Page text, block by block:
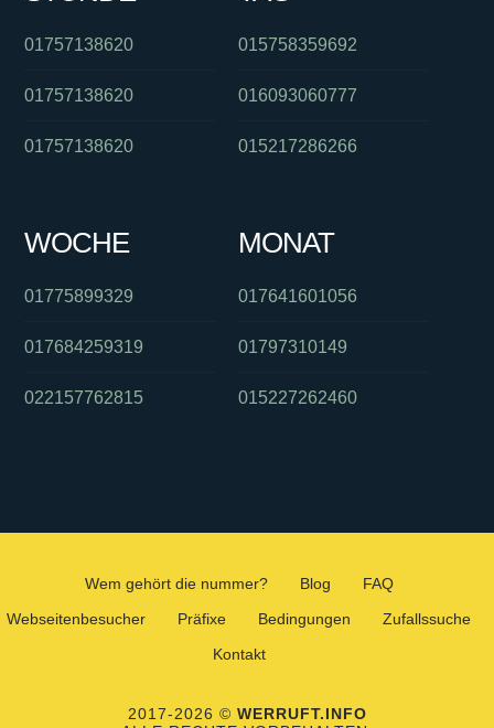
01757138620
01757138620
01757138620
015758359692
016093060777
015217286266
WOCHE
01775899329
017684259319
022157762815
MONAT
017641601056
01797310149
015227262460
Wem gehört die nummer? Blog
FAQ
Webseitenbesucher
Präfixe Bedingungen
Zufallssuche
Kontakt
2017-2026 © WERRUFT.INFO